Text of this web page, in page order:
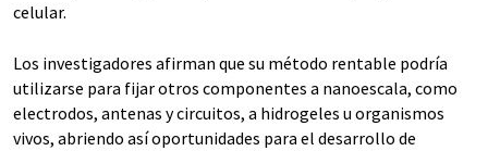
celular.
Los investigadores afirman que su método rentable podría
utilizarse para fijar otros componentes a nanoescala, como
electrodos, antenas y circuitos, a hidrogeles u organismos
vivos, abriendo así oportunidades para el desarrollo de